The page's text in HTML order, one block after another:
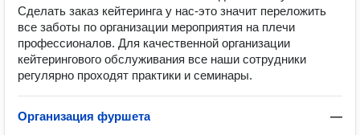
Сделать заказ кейтеринга у нас-это значит переложить
все заботы по организации мероприятия на плечи
профессионалов. Для качественной организации
кейтерингового обслуживания все наши сотрудники
регулярно проходят практики и семинары.
Организация фуршета —